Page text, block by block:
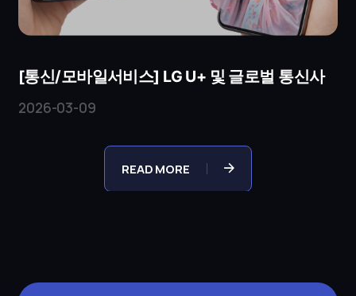
[통신/모바일서비스] LG U+ 및 글로벌 통신사
2026-03-09
READ MORE